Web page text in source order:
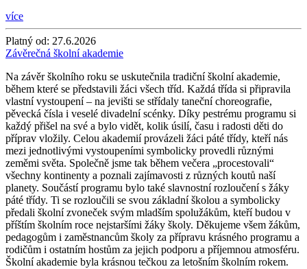
více
Platný od: 27.6.2026
Závěrečná školní akademie
Na závěr školního roku se uskutečnila tradiční školní akademie,
během které se představili žáci všech tříd. Každá třída si připravila
vlastní vystoupení – na jevišti se střídaly taneční choreografie,
pěvecká čísla i veselé divadelní scénky. Díky pestrému programu si
každý přišel na své a bylo vidět, kolik úsilí, času i radosti děti do
příprav vložily. Celou akademií provázeli žáci páté třídy, kteří nás
mezi jednotlivými vystoupeními symbolicky provedli různými
zeměmi světa. Společně jsme tak během večera „procestovali“
všechny kontinenty a poznali zajímavosti z různých koutů naší
planety. Součástí programu bylo také slavnostní rozloučení s žáky
páté třídy. Ti se rozloučili se svou základní školou a symbolicky
předali školní zvoneček svým mladším spolužákům, kteří budou v
příštím školním roce nejstaršími žáky školy. Děkujeme všem žákům,
pedagogům i zaměstnancům školy za přípravu krásného programu a
rodičům i ostatním hostům za jejich podporu a příjemnou atmosféru.
Školní akademie byla krásnou tečkou za letošním školním rokem.